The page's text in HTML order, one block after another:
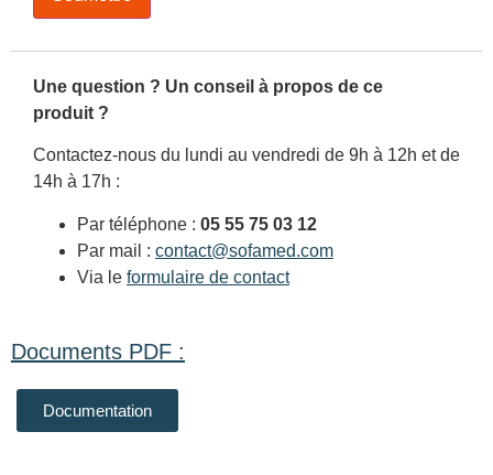
Une question ? Un conseil à propos de ce
produit ?
Contactez-nous du lundi au vendredi de 9h à 12h et de
14h à 17h :
Par téléphone : 05 55 75 03 12
Par mail : contact@sofamed.com
Via le formulaire de contact
Documents PDF :
Documentation